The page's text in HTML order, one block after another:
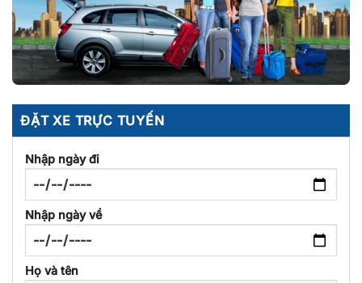
ĐẶT XE TRỰC TUYẾN
Nhập ngày đi
Nhập ngày về
Họ và tên